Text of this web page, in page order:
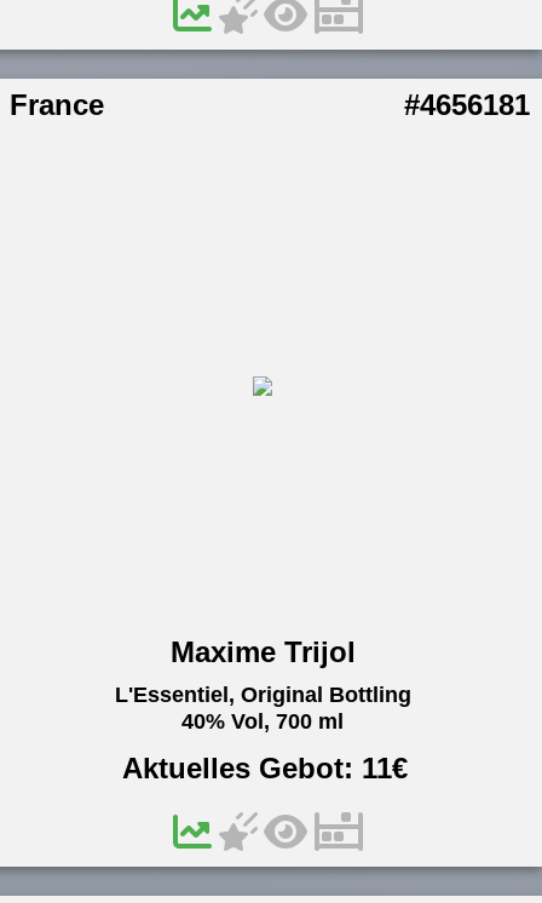
France #4656181
Maxime Trijol
L'Essentiel, Original Bottling
40% Vol, 700 ml
Aktuelles Gebot: 11€